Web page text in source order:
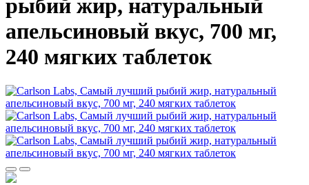
рыбий жир, натуральный
апельсиновый вкус, 700 мг,
240 мягких таблеток